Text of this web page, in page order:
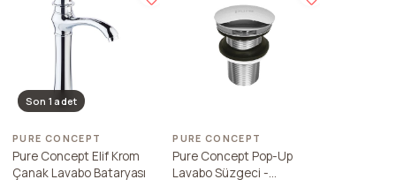
Son 1 adet
PURE CONCEPT
Pure Concept Elif Krom
Çanak Lavabo Bataryası
PURE CONCEPT
Pure Concept Pop-Up
Lavabo Süzgeci -